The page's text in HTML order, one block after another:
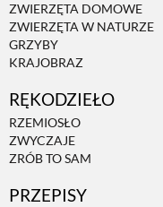
ZWIERZĘTA DOMOWE
ZWIERZĘTA W NATURZE
GRZYBY
KRAJOBRAZ
RĘKODZIEŁO
RZEMIOSŁO
ZWYCZAJE
ZRÓB TO SAM
PRZEPISY